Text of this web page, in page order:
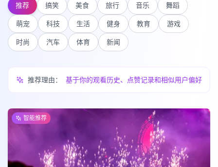
推荐 搞笑 美食 旅行 音乐
舞蹈
萌宠
科技 生活 健身 教育
游戏
时尚
汽车 体育 新闻
推荐理由： 基于你的观看历史、点赞记录和相似用户偏好
智能推荐